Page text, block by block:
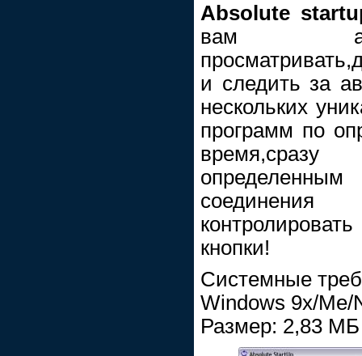
Absolute
вам
и следить за
нескольких
программ по
кнопки!
Системные
Windows 9x/Me/
Размер: 2,83 МБ